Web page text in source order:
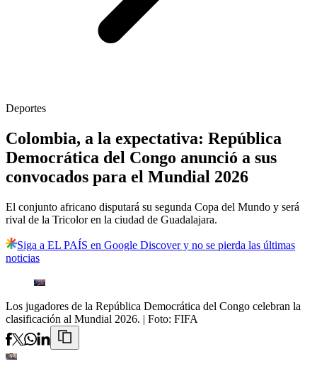
Deportes
Colombia, a la expectativa: República
Democrática del Congo anunció a sus
convocados para el Mundial 2026
El conjunto africano disputará su segunda Copa del Mundo y será
rival de la Tricolor en la ciudad de Guadalajara.
Siga a EL PAÍS en Google Discover y no se pierda las últimas
noticias
Los jugadores de la República Democrática del Congo celebran la
clasificación al Mundial 2026. | Foto: FIFA